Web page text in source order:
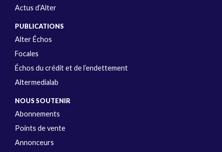
Actus d’Alter
PUBLICATIONS
Alter Échos
Focales
Échos du crédit et de l’endettement
Altermedialab
NOUS SOUTENIR
Abonnements
Points de vente
Annonceurs